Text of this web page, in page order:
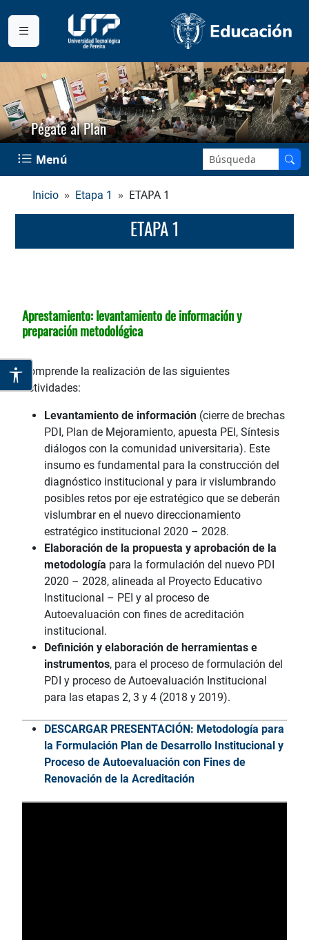
Pégate al Plan
Menú Buscar en el sitio:
Inicio Etapa 1 ETAPA 1
ETAPA 1
Aprestamiento: levantamiento de información y
preparación metodológica
Comprende la realización de las siguientes
actividades:
Levantamiento de información (cierre de brechas
PDI, Plan de Mejoramiento, apuesta PEI, Síntesis
diálogos con la comunidad universitaria). Este
insumo es fundamental para la construcción del
diagnóstico institucional y para ir vislumbrando
posibles retos por eje estratégico que se deberán
vislumbrar en el nuevo direccionamiento
estratégico institucional 2020 – 2028.
Elaboración de la propuesta y aprobación de la
metodología para la formulación del nuevo PDI
2020 – 2028, alineada al Proyecto Educativo
Institucional – PEI y al proceso de
Autoevaluación con fines de acreditación
institucional.
Definición y elaboración de herramientas e
instrumentos, para el proceso de formulación del
PDI y proceso de Autoevaluación Institucional
para las etapas 2, 3 y 4 (2018 y 2019).
DESCARGAR PRESENTACIÓN: Metodología para
la Formulación Plan de Desarrollo Institucional y
Proceso de Autoevaluación con Fines de
Renovación de la Acreditación